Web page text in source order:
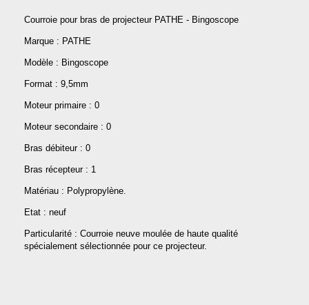
Courroie pour bras de projecteur PATHE - Bingoscope
Marque : PATHE
Modèle : Bingoscope
Format : 9,5mm
Moteur primaire : 0
Moteur secondaire : 0
Bras débiteur : 0
Bras récepteur : 1
Matériau : Polypropylène.
Etat : neuf
Particularité : Courroie neuve moulée de haute qualité
spécialement sélectionnée pour ce projecteur.